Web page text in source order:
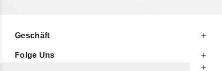
Geschäft
Folge Uns